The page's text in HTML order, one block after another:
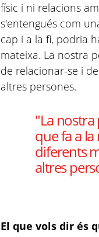
físic i ni relacions
s'entengués com
cap i a la fi, podria
mateixa. La nostra
de relacionar-se i
altres persones.
"La nostra
que fa a
diferents
altres
El que vols dir és